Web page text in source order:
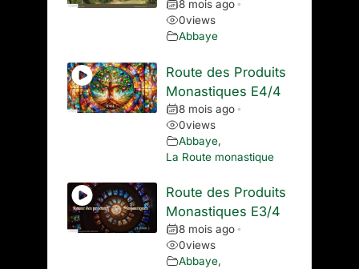
8 mois ago •
0views
Abbaye
Route des Produits
Monastiques E4/4
8 mois ago •
0views
Abbaye,
La Route monastique
Route des Produits
Monastiques E3/4
8 mois ago •
0views
Abbaye,